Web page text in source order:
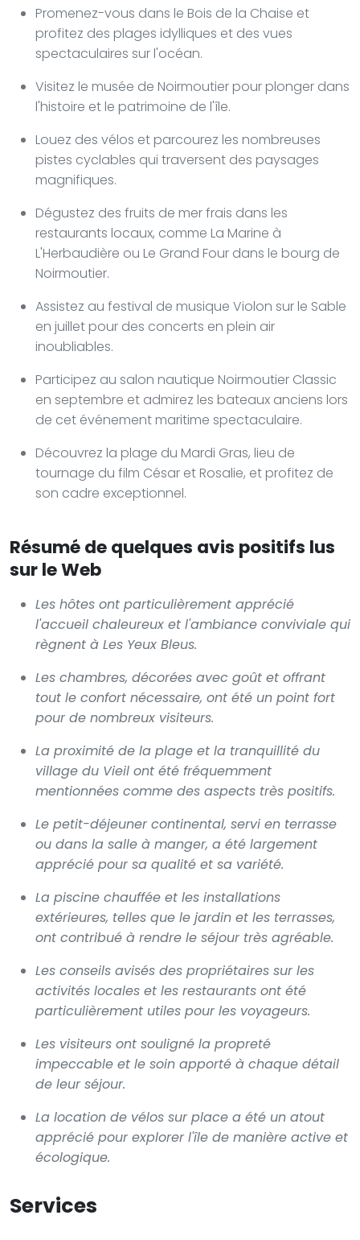
Promenez-vous dans le Bois de la Chaise et
profitez des plages idylliques et des vues
spectaculaires sur l'océan.
Visitez le musée de Noirmoutier pour plonger dans
l'histoire et le patrimoine de l'île.
Louez des vélos et parcourez les nombreuses
pistes cyclables qui traversent des paysages
magnifiques.
Dégustez des fruits de mer frais dans les
restaurants locaux, comme La Marine à
L'Herbaudière ou Le Grand Four dans le bourg de
Noirmoutier.
Assistez au festival de musique Violon sur le Sable
en juillet pour des concerts en plein air
inoubliables.
Participez au salon nautique Noirmoutier Classic
en septembre et admirez les bateaux anciens lors
de cet événement maritime spectaculaire.
Découvrez la plage du Mardi Gras, lieu de
tournage du film César et Rosalie, et profitez de
son cadre exceptionnel.
Résumé de quelques avis positifs lus
sur le Web
Les hôtes ont particulièrement apprécié
l'accueil chaleureux et l'ambiance conviviale qui
règnent à Les Yeux Bleus.
Les chambres, décorées avec goût et offrant
tout le confort nécessaire, ont été un point fort
pour de nombreux visiteurs.
La proximité de la plage et la tranquillité du
village du Vieil ont été fréquemment
mentionnées comme des aspects très positifs.
Le petit-déjeuner continental, servi en terrasse
ou dans la salle à manger, a été largement
apprécié pour sa qualité et sa variété.
La piscine chauffée et les installations
extérieures, telles que le jardin et les terrasses,
ont contribué à rendre le séjour très agréable.
Les conseils avisés des propriétaires sur les
activités locales et les restaurants ont été
particulièrement utiles pour les voyageurs.
Les visiteurs ont souligné la propreté
impeccable et le soin apporté à chaque détail
de leur séjour.
La location de vélos sur place a été un atout
apprécié pour explorer l'île de manière active et
écologique.
Services